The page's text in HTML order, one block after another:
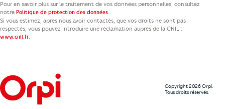
Pour en savoir plus sur le traitement de vos données personnelles, consultez
notre Politique de protection des données.
Si vous estimez, après nous avoir contactés, que vos droits ne sont pas
respectés, vous pouvez introduire une réclamation auprès de la CNIL :
www.cnil.fr.
Copyright 2026 Orpi.
Tous droits réservés.